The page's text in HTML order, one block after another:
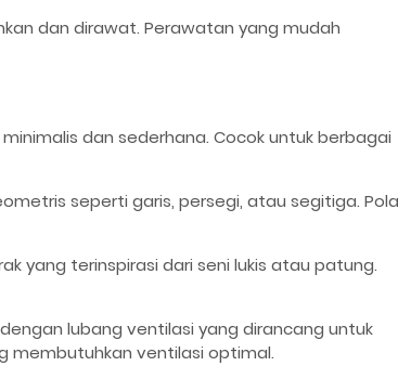
dan dirawat. Perawatan yang mudah
dan sederhana. Cocok untuk berbagai
seperti garis, persegi, atau segitiga. Pola
yang terinspirasi dari seni lukis atau patung.
lubang ventilasi yang dirancang untuk
membutuhkan ventilasi optimal.